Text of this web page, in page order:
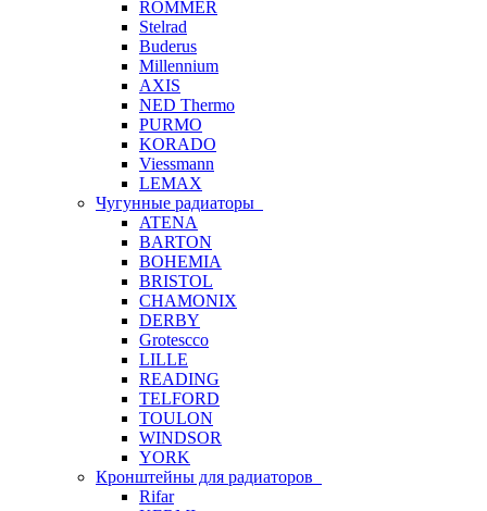
ROMMER
Stelrad
Buderus
Millennium
AXIS
NED Thermo
PURMO
KORADO
Viessmann
LEMAX
Чугунные радиаторы
ATENA
BARTON
BOHEMIA
BRISTOL
CHAMONIX
DERBY
Grotescco
LILLE
READING
TELFORD
TOULON
WINDSOR
YORK
Кронштейны для радиаторов
Rifar